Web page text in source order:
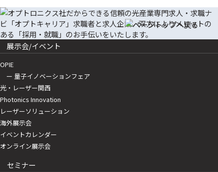
展示会/イベント
OPIE
ー 量子イノベーションフェア
光・レーザー関西
Photonics Innovation
レーザーソリューション
海外展示会
イベントカレンダー
オンライン展示会
セミナー